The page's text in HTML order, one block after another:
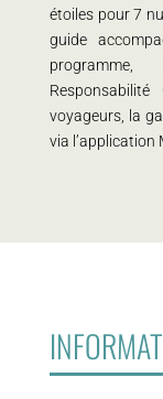
étoiles pour 7
guide
programme,
voyageurs, la
via l’application